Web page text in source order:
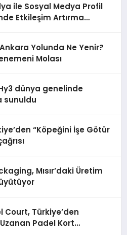
ile Sosyal Medya Profil
Etkileşim Artırma
Yolunda Ne Yenir?
Molası
dünya genelinde
sunuldu
“Köpeğini İşe Götür
Mısır’daki Üretim
Court, Türkiye’den
Padel Kort